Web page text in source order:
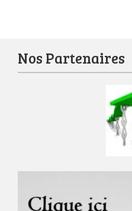
Nos Partenaires